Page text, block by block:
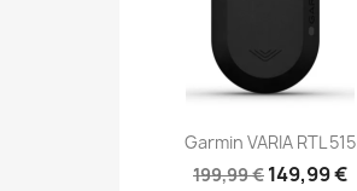
Garmin VARIA RTL 515
199,99 € 149,99 €